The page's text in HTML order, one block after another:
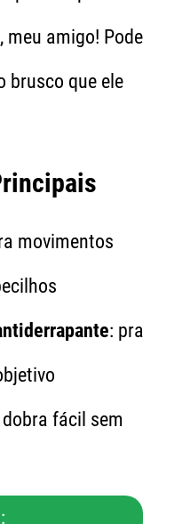
, meu amigo! Pode
brusco que ele
movimentos
: pra
dobra fácil sem